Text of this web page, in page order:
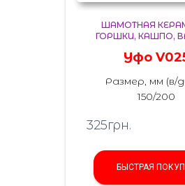
ШАМОТНАЯ
ГОРШКИ, КАШПО,
Уфо
Размер, мм (в/
150/200
325грн.
БЫСТРАЯ